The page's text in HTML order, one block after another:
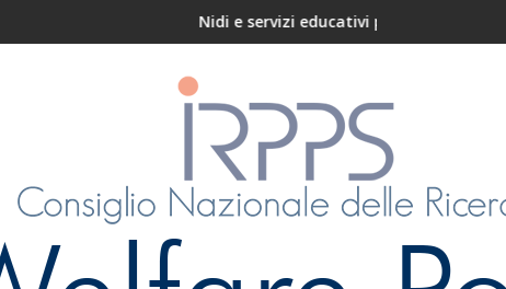
Nidi e servizi educativi per l’infanzia in Italia: